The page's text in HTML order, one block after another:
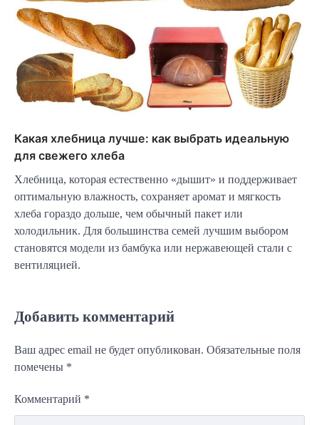
Какая хлебница лучше: как выбрать идеальную
для свежего хлеба
Хлебница, которая естественно «дышит» и поддерживает
оптимальную влажность, сохраняет аромат и мягкость
хлеба гораздо дольше, чем обычный пакет или
холодильник. Для большинства семей лучшим выбором
становятся модели из бамбука или нержавеющей стали с
вентиляцией.
Добавить комментарий
Ваш адрес email не будет опубликован. Обязательные поля
помечены *
Комментарий *